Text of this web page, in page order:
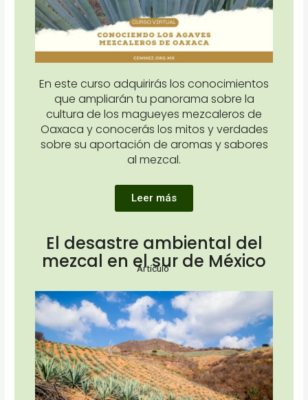
En este curso adquirirás los conocimientos
que ampliarán tu panorama sobre la
cultura de los magueyes mezcaleros de
Oaxaca y conocerás los mitos y verdades
sobre su aportación de aromas y sabores
al mezcal.
Leer más
El desastre ambiental del
mezcal en el sur de México
Artículo